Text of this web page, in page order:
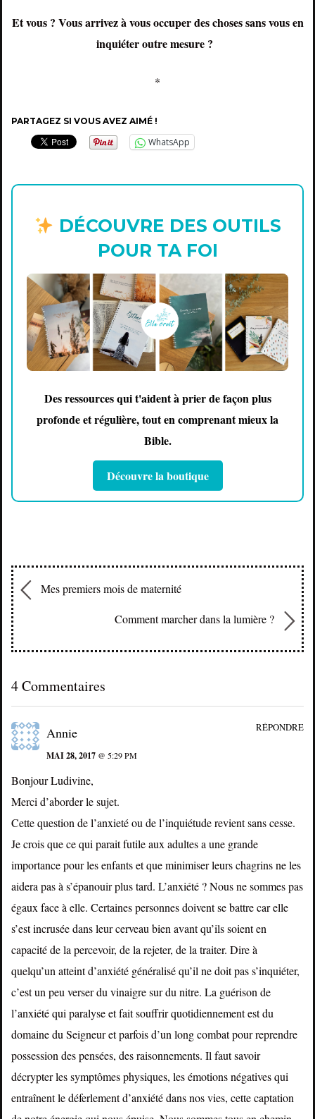
Et vous ? Vous arrivez à vous occuper des choses sans vous en
inquiéter outre mesure ?
*
PARTAGEZ SI VOUS AVEZ AIMÉ !
WhatsApp
DÉCOUVRE DES OUTILS
POUR TA FOI
Des ressources qui t'aident à prier de façon plus
profonde et régulière, tout en comprenant mieux la
Bible.
Découvre la boutique
Mes premiers mois de maternité
Comment marcher dans la lumière ?
4 Commentaires
Annie
MAI 28, 2017 @ 5:29 PM
Bonjour Ludivine,
Merci d’aborder le sujet.
Cette question de l’anxieté ou de l’inquiétude revient sans cesse.
Je crois que ce qui parait futile aux adultes a une grande
importance pour les enfants et que minimiser leurs chagrins ne les
aidera pas à s’épanouir plus tard. L’anxiété ? Nous ne sommes pas
égaux face à elle. Certaines personnes doivent se battre car elle
s’est incrusée dans leur cerveau bien avant qu’ils soient en
capacité de la percevoir, de la rejeter, de la traiter. Dire à
quelqu’un atteint d’anxiété généralisé qu’il ne doit pas s’inquiéter,
c’est un peu verser du vinaigre sur du nitre. La guérison de
l’anxiété qui paralyse et fait souffrir quotidiennement est du
domaine du Seigneur et parfois d’un long combat pour reprendre
possession des pensées, des raisonnements. Il faut savoir
décrypter les symptômes physiques, les émotions négatives qui
entraînent le déferlement d’anxiété dans nos vies, cette captation
RÉPONDRE